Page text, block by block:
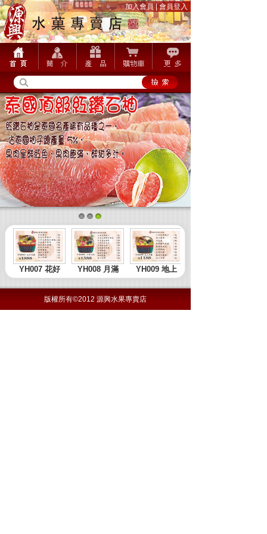
加入會員|會員登入
1 2 3
版權所有©2012 源興水果專賣店